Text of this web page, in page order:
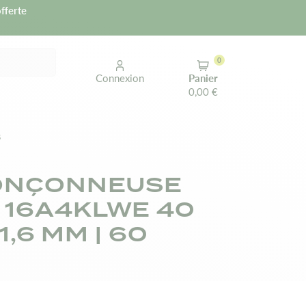
Connexion
Panier
0,00 €
0
16A4KLWE 40
MM | 60